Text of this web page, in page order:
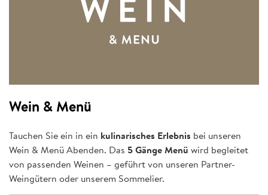
Wein & Menü
Tauchen Sie ein in ein kulinarisches Erlebnis bei unseren
Wein & Menü Abenden. Das 5 Gänge Menü wird begleitet
von passenden Weinen – geführt von unseren Partner-
Weingütern oder unserem Sommelier.